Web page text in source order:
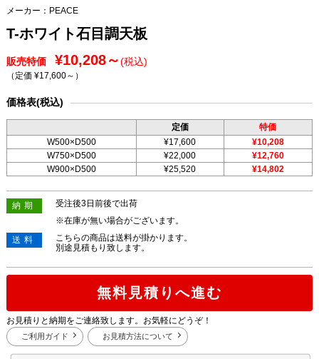
メーカー： PEACE
T-ホワイト石目調天板
販売特価 ¥10,208～(税込)
（定価 ¥17,600～ ）
価格表(税込)
定価
特価
W500×D500
¥17,600
¥10,208
W750×D500
¥22,000
¥12,760
W900×D500
¥25,520 ¥14,802
納期
受注後3日前後で出荷
※在庫が無い場合がございます。
送料
こちらの商品は送料が掛かります。
別途見積もり致します。
無料見積りへ進む
お見積りと納期をご連絡致します。お気軽にどうぞ！
ご利用ガイド お見積方法について